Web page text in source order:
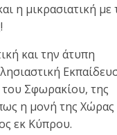
η μικρασιατική με
και την άτυπη
Σφωρακίου, της
η μονή της Χώρας
εκ Κύπρου.